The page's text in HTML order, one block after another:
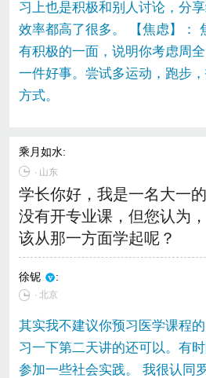
习上也是积极和别人讨论，分
效率都高了很多。 【焦虑】：
有积极的一面，说明你考虑周
一件好事。尝试多运动，跑步
方式。
乘月如水:
∙ 山东
学长你好，我是一名大一
没有开专业课，但您认为
该从那一方面学起呢？
徐铌 :
∙ 北京
其实我不建议你预习医学课程
习一下第二天讲的还可以。有
参加一些社会实践。 我很认同